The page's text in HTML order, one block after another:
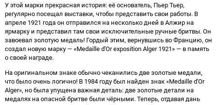
У этой марки прекрасная история: её основатель, Пьер Тьер,
регулярно посещал выставки, чтобы представить свои работы. В
апреле 1921 года он отправился на несколько дней в Алжир на
ярмарку и представил там свои исключительные ручные бритвы. Он
завоевал золотую медаль! Гордый этим, вернувшись во Францию, он
создал новую марку — «Medaille d'Or exposition Alger 1921» — в память
о своей награде.
На оригинальном знаке обычно чеканились две золотые медали,
что было очень логично! В 1984 году был найден знак «Medaille d'Or
Alger», но была упущена важная деталь: две золотые детали на
медалях на опасной бритве были чёрными. Теперь, отдавая дань